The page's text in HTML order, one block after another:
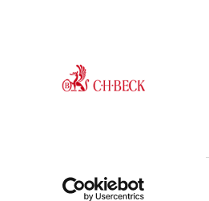
beck-online@beck.cz